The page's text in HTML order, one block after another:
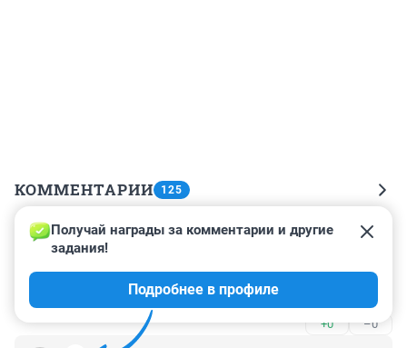
КОММЕНТАРИИ 125
Гость
21 августа 2021, 13:08
Дешманская сила, наказать управленцев, отнять
жиже завод отдать мальцу
+0 –0
Получай награды за комментарии и другие
задания!
Подробнее в профиле